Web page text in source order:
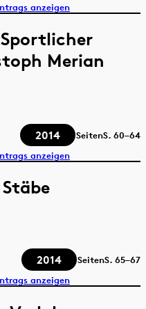
anzeigen
Merian
2014 SeitenS. 60–64
anzeigen
2014 SeitenS. 65–67
anzeigen